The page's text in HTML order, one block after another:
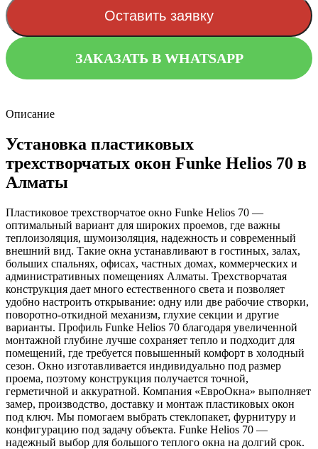
Оставить заявку
ЗАКАЗАТЬ В WHATSAPP
Описание
Установка пластиковых
трехстворчатых окон Funke Helios 70 в
Алматы
Пластиковое трехстворчатое окно Funke Helios 70 —
оптимальный вариант для широких проемов, где важны
теплоизоляция, шумоизоляция, надежность и современный
внешний вид. Такие окна устанавливают в гостиных, залах,
больших спальнях, офисах, частных домах, коммерческих и
административных помещениях Алматы. Трехстворчатая
конструкция дает много естественного света и позволяет
удобно настроить открывание: одну или две рабочие створки,
поворотно-откидной механизм, глухие секции и другие
варианты. Профиль Funke Helios 70 благодаря увеличенной
монтажной глубине лучше сохраняет тепло и подходит для
помещений, где требуется повышенный комфорт в холодный
сезон. Окно изготавливается индивидуально под размер
проема, поэтому конструкция получается точной,
герметичной и аккуратной. Компания «ЕвроОкна» выполняет
замер, производство, доставку и монтаж пластиковых окон
под ключ. Мы помогаем выбрать стеклопакет, фурнитуру и
конфигурацию под задачу объекта. Funke Helios 70 —
надежный выбор для большого теплого окна на долгий срок.